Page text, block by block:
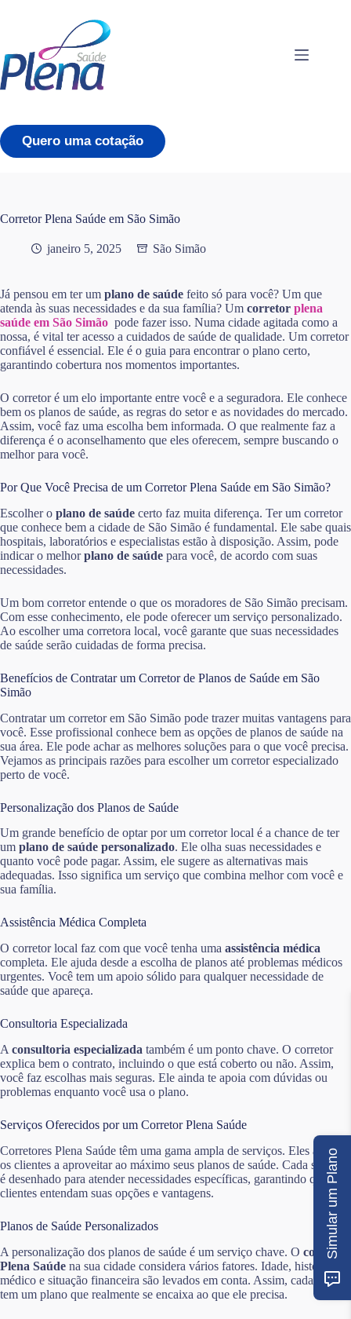
conteúdo
Quero uma cotação
Corretor Plena Saúde em São Simão
janeiro 5, 2025 São Simão
Já pensou em ter um plano de saúde feito só para você? Um que
atenda às suas necessidades e da sua família? Um corretor plena
saúde em São Simão pode fazer isso. Numa cidade agitada como a
nossa, é vital ter acesso a cuidados de saúde de qualidade. Um corretor
confiável é essencial. Ele é o guia para encontrar o plano certo,
garantindo cobertura nos momentos importantes.
O corretor é um elo importante entre você e a seguradora. Ele conhece
bem os planos de saúde, as regras do setor e as novidades do mercado.
Assim, você faz uma escolha bem informada. O que realmente faz a
diferença é o aconselhamento que eles oferecem, sempre buscando o
melhor para você.
Por Que Você Precisa de um Corretor Plena Saúde em São Simão?
Escolher o plano de saúde certo faz muita diferença. Ter um corretor
que conhece bem a cidade de São Simão é fundamental. Ele sabe quais
hospitais, laboratórios e especialistas estão à disposição. Assim, pode
indicar o melhorplano de saúde para você, de acordo com suas
necessidades.
Um bom corretor entende o que os moradores de São Simão precisam.
Com esse conhecimento, ele pode oferecer um serviço personalizado.
Ao escolher uma corretora local, você garante que suas necessidades
de saúde serão cuidadas de forma precisa.
Benefícios de Contratar um Corretor de Planos de Saúde em São
Simão
Contratar um corretor em São Simão pode trazer muitas vantagens para
você. Esse profissional conhece bem as opções de planos de saúde na
sua área. Ele pode achar as melhores soluções para o que você precisa.
Vejamos as principais razões para escolher um corretor especializado
perto de você.
Personalização dos Planos de Saúde
Um grande benefício de optar por um corretor local é a chance de ter
um plano de saúde personalizado. Ele olha suas necessidades e
quanto você pode pagar. Assim, ele sugere as alternativas mais
adequadas. Isso significa um serviço que combina melhor com você e
sua família.
Assistência Médica Completa
O corretor local faz com que você tenha uma assistência médica
completa. Ele ajuda desde a escolha de planos até problemas médicos
urgentes. Você tem um apoio sólido para qualquer necessidade de
saúde que apareça.
Consultoria Especializada
A consultoria especializada também é um ponto chave. O corretor
explica bem o contrato, incluindo o que está coberto ou não. Assim,
você faz escolhas mais seguras. Ele ainda te apoia com dúvidas ou
problemas enquanto você usa o plano.
Serviços Oferecidos por um Corretor Plena Saúde
Corretores Plena Saúde têm uma gama ampla de serviços. Eles ajudam
os clientes a aproveitar ao máximo seus planos de saúde. Cada serviço
é desenhado para atender necessidades específicas, garantindo que os
clientes entendam suas opções e vantagens.
Planos de Saúde Personalizados
A personalização dos planos de saúde é um serviço chave. O corretor
Plena Saúde na sua cidade considera vários fatores. Idade, histórico
médico e situação financeira são levados em conta. Assim, cada cliente
tem um plano que realmente se encaixa ao que ele precisa.
Simular um Plano